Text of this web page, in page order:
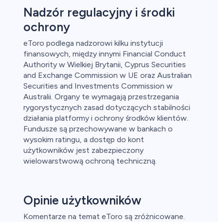
Nadzór regulacyjny i środki
ochrony
eToro podlega nadzorowi kilku instytucji
finansowych, między innymi Financial Conduct
Authority w Wielkiej Brytanii, Cyprus Securities
and Exchange Commission w UE oraz Australian
Securities and Investments Commission w
Australii. Organy te wymagają przestrzegania
rygorystycznych zasad dotyczących stabilności
działania platformy i ochrony środków klientów.
Fundusze są przechowywane w bankach o
wysokim ratingu, a dostęp do kont
użytkowników jest zabezpieczony
wielowarstwową ochroną techniczną.
Opinie użytkowników
Komentarze na temat eToro są zróżnicowane.